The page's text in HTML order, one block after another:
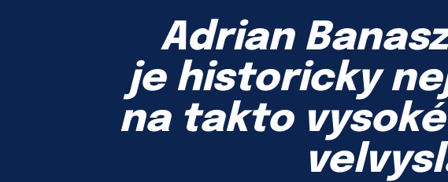
Adrian
je historicky
na takto